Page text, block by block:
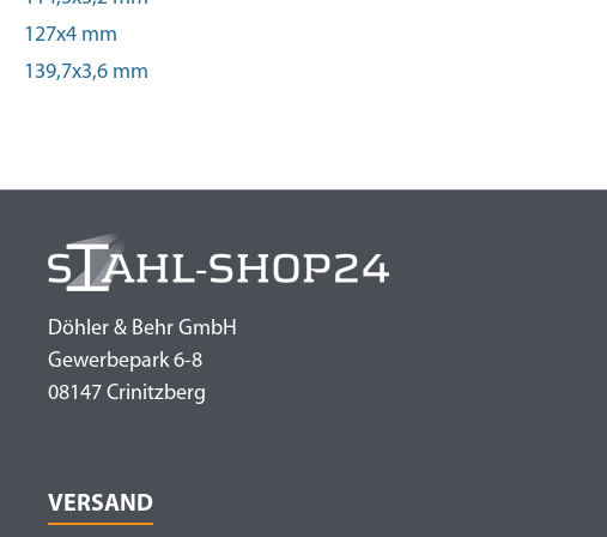
127x4 mm
139,7x3,6 mm
Döhler & Behr GmbH
Gewerbepark 6-8
08147 Crinitzberg
VERSAND